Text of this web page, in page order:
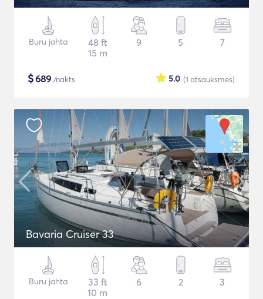
Buru jahta
48 ft
15 m
9 5 7
$689 /nakts (1 atsauksmes)
5.0
Bavaria Cruiser 33
Buru jahta
33 ft
10 m
6 2 3